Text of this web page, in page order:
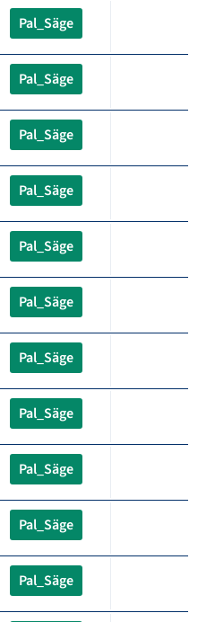
Pal_Säge
Pal_Säge
Pal_Säge
Pal_Säge
Pal_Säge
Pal_Säge
Pal_Säge
Pal_Säge
Pal_Säge
Pal_Säge
Pal_Säge